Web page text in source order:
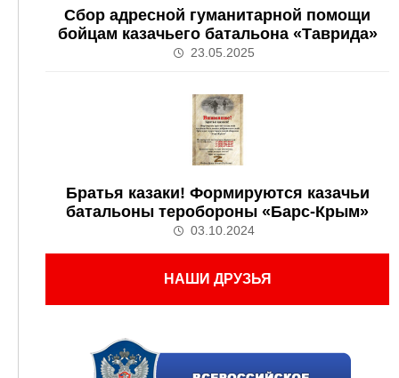
Сбор адресной гуманитарной помощи
бойцам казачьего батальона «Таврида»
23.05.2025
Братья казаки! Формируются казачьи
батальоны теробороны «Барс-Крым»
03.10.2024
НАШИ ДРУЗЬЯ